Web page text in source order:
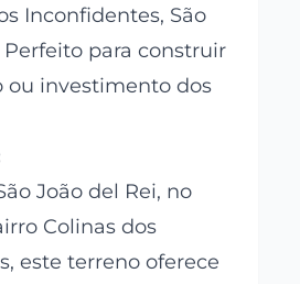
Inconfidentes, São
Perfeito para construir
ou investimento dos
João del Rei, no
Colinas dos
este terreno oferece